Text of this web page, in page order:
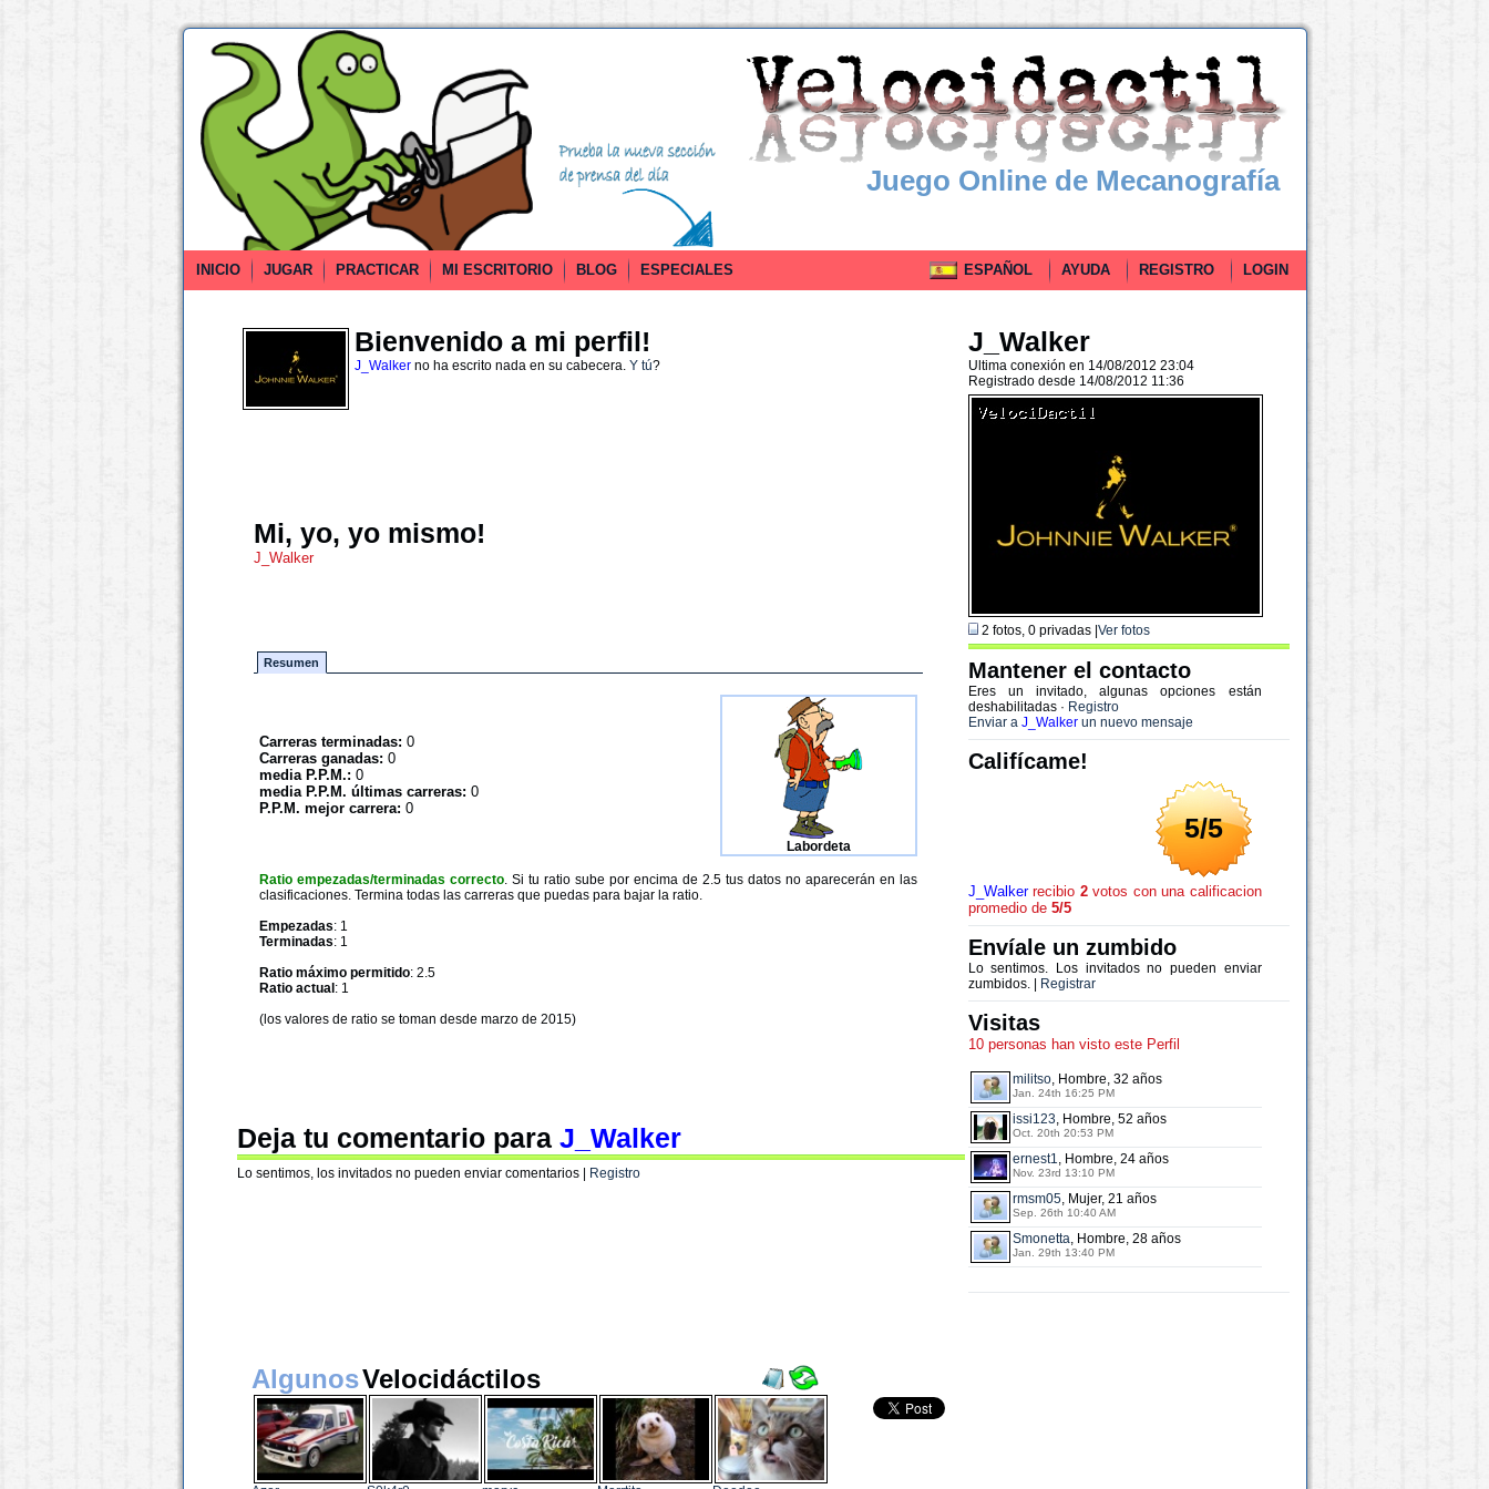
Juego Online de Mecanografía
INICIO JUGAR PRACTICAR MI ESCRITORIO BLOG ESPECIALES ESPAÑOL AYUDA REGISTRO LOGIN
Bienvenido a mi perfil!
J_Walkerno ha escrito nada en su cabecera. Y tú?
Mi, yo, yo mismo!
J_Walker
Resumen
Carreras terminadas: 0
Carreras ganadas: 0
media P.P.M.: 0
media P.P.M. últimas carreras: 0
P.P.M. mejor carrera: 0
Labordeta
Ratio empezadas/terminadas correcto. Si tu ratio sube por encima de 2.5 tus datos no aparecerán en las
clasificaciones. Termina todas las carreras que puedas para bajar la ratio.
Empezadas: 1
Terminadas: 1
Ratio máximo permitido: 2.5
Ratio actual : 1
(los valores de ratio se toman desde marzo de 2015)
Deja tu comentario para J_Walker
Lo sentimos, los invitados no pueden enviar comentarios | Registro
J_Walker
Ultima conexión en 14/08/2012 23:04
Registrado desde 14/08/2012 11:36
2 fotos, 0 privadas | Ver fotos
Mantener el contacto
Eres un invitado, algunas opciones están
deshabilitadas · Registro
Enviar a J_Walkerun nuevo mensaje
Califícame!
5/5
J_Walkerrecibio 2votos con una calificacion
promedio de 5/5
Envíale un zumbido
Lo sentimos. Los invitados no pueden enviar
zumbidos. |
Registrar
Visitas
10 personas han visto este Perfil
militso, Hombre, 32 años
Jan. 24th 16:25 PM
issi123, Hombre, 52 años
Oct. 20th 20:53 PM
ernest1, Hombre, 24 años
Nov. 23rd 13:10 PM
rmsm05, Mujer, 21 años
Sep. 26th 10:40 AM
Smonetta, Hombre, 28 años
Jan. 29th 13:40 PM
AlgunosVelocidáctilos